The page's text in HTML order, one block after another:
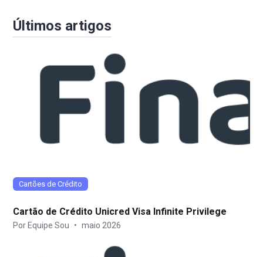
Últimos artigos
Cartões de Crédito
Cartão de Crédito Unicred Visa Infinite Privilege
Por Equipe Sou • maio 2026